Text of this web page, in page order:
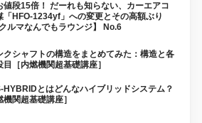
値段15倍！ だーれも知らない、カーエアコ
「HFO-1234yf」への変更とその高額ぶり
クルマなんでもラウンジ】 No.6
クシャフトの構造をまとめてみた：構造と各
目［内燃機関超基礎講座］
HYBRIDとはどんなハイブリッドシステム？
機関超基礎講座］